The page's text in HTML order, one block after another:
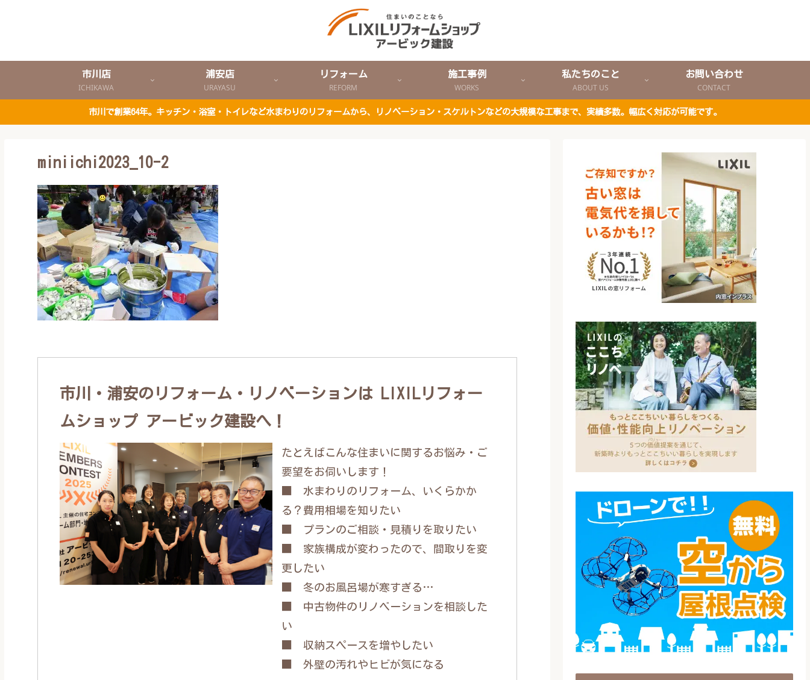
市川店
ICHIKAWA
浦安店
URAYASU
リフォーム
REFORM
施工事例
WORKS
私たちのこと
ABOUT US
お問い合わせ
CONTACT
市川で創業64年。キッチン・浴室・トイレなど水まわりのリフォームから、リノベーション・スケルトンなどの大規模な工事まで、実績多数。幅広く対応が可能です。
miniichi2023_10-2
市川・浦安のリフォーム・リノベーションは LIXILリフォー
ムショップ アービック建設へ！
たとえばこんな住まいに関するお悩み・ご
要望をお伺いします！
■ 水まわりのリフォーム、いくらかか
る？費用相場を知りたい
■ プランのご相談・見積りを取りたい
■ 家族構成が変わったので、間取りを変
更したい
■ 冬のお風呂場が寒すぎる…
■ 中古物件のリノベーションを相談した
い
■ 収納スペースを増やしたい
■ 外壁の汚れやヒビが気になる